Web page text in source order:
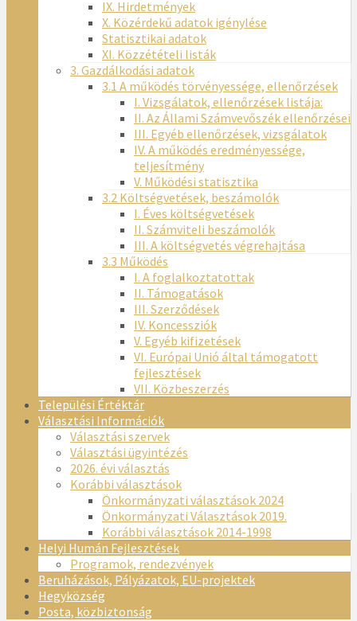
IX. Hirdetmények
X. Közérdekű adatok igénylése
Statisztikai adatok
XI. Közzétételi listák
3. Gazdálkodási adatok
3.1 A működés törvényessége, ellenőrzések
I. Vizsgálatok, ellenőrzések listája:
II. Az Állami Számvevőszék ellenőrzései
III. Egyéb ellenőrzések, vizsgálatok
IV. A működés eredményessége,
teljesítmény
V. Működési statisztika
3.2 Költségvetések, beszámolók
I. Éves költségvetések
II. Számviteli beszámolók
III. A költségvetés végrehajtása
3.3 Működés
I. A foglalkoztatottak
II. Támogatások
III. Szerződések
IV. Koncessziók
V. Egyéb kifizetések
VI. Európai Unió által támogatott
fejlesztések
VII. Közbeszerzés
Települési Értéktár
Választási Információk
Választási szervek
Választási ügyintézés
2026. évi választás
Korábbi választások
Önkormányzati választások 2024
Önkormányzati Választások 2019.
Korábbi választások 2014-1998
Helyi Humán Fejlesztések
Programok, rendezvények
Beruházások, Pályázatok, EU-projektek
Hegyközség
Posta, közbiztonság